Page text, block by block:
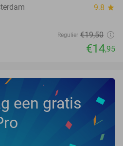
9.8 star
Regulier €19,50
€14,95
een gratis